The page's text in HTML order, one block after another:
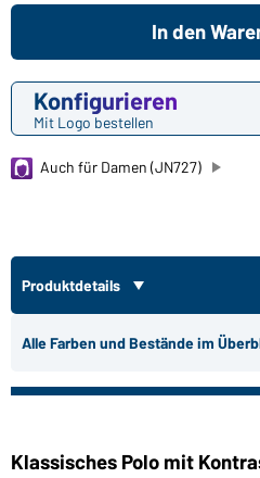
Konfigurieren
Mit Logo bestellen
In den
Auch für Damen (JN727)
Produktdetails
Alle Farben und Bestände im
Klassisches Polo mit